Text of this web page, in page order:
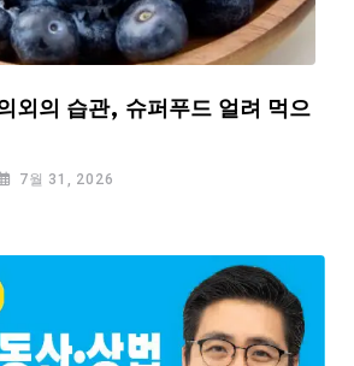
외의 습관, 슈퍼푸드 얼려 먹으
7월 31, 2026